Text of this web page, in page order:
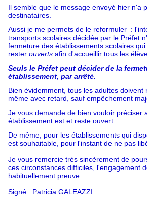
Il semble que le message envoyé hier n'a
destinataires.
Aussi je me permets de le reformuler :
transports scolaires décidée par le Préfet
fermeture des établissements scolaires
resterouvertsafin d'accueillir tous les
Seuls le Préfet peut décider de la
établissement, par arrêté.
Bien évidemment, tous les adultes doivent
même avec retard, sauf empêchement
Je vous demande de bien vouloir préciser
établissement est et reste ouvert.
De même, pour les établissements qui
est souhaitable, pour l'instant de ne pas
Je vous remercie très sincèrement de
ces circonstances difficiles, l'engagement
habituellement preuve.
Signé : Patricia GALEAZZI